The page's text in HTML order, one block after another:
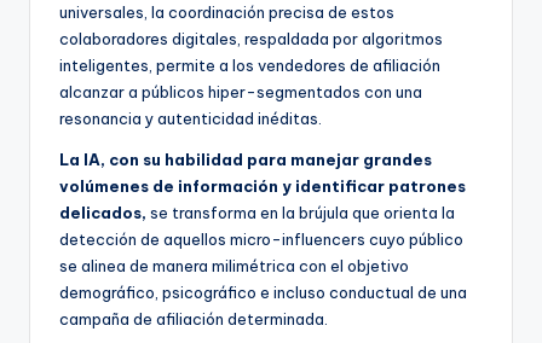
universales, la coordinación precisa de estos
colaboradores digitales, respaldada por algoritmos
inteligentes, permite a los vendedores de afiliación
alcanzar a públicos hiper-segmentados con una
resonancia y autenticidad inéditas.
La IA, con su habilidad para manejar grandes
volúmenes de información y identificar patrones
delicados, se transforma en la brújula que orienta la
detección de aquellos micro-influencers cuyo público
se alinea de manera milimétrica con el objetivo
demográfico, psicográfico e incluso conductual de una
campaña de afiliación determinada.